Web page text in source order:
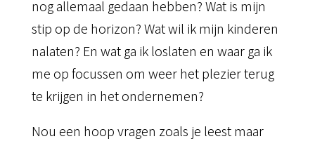
nog allemaal gedaan hebben? Wat is mijn
stip op de horizon? Wat wil ik mijn kinderen
nalaten? En wat ga ik loslaten en waar ga ik
me op focussen om weer het plezier terug
te krijgen in het ondernemen?
Nou een hoop vragen zoals je leest maar